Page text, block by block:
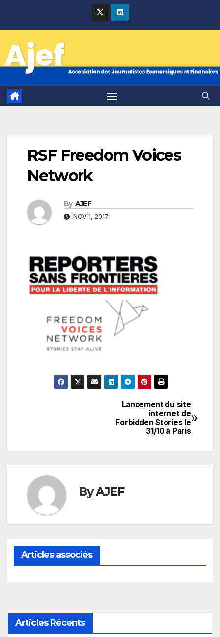
RSF Freedom Voices
Network
By AJEF
NOV 1, 2017
l’article
Lancement du site
internet de
Forbidden Stories le
31/10 à Paris
ByAJEF
Articles associés
Articles Récents